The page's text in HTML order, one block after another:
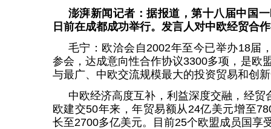
澎湃新闻记者：据报道，第十八届中国
日前在成都成功举行。发言人对中欧经贸合
毛宁：欧洽会自2002年至今已举办18届
参会，达成意向性合作协议3300多项，是欧
与最广、中欧交流规模最大的投资贸易和创
中欧经济高度互补，利益深度交融，经贸
欧建交50年来，年贸易额从24亿美元增至
长至2700多亿美元。目前25个欧盟成员国享